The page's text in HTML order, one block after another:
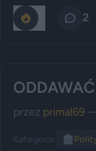
2
przez primal69
Kategoria: 🏛️